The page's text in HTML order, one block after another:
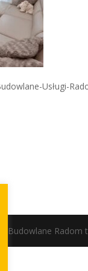
Usługi-
Budowlane Radom